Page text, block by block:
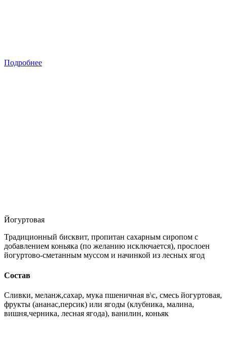
Подробнее
Йогуртовая
Традиционный бисквит, пропитан сахарным сиропом с
добавлением коньяка (по желанию исключается), прослоен
йогуртово-сметанным муссом и начинкой из лесных ягод
Состав
Сливки, меланж,сахар, мука пшеничная в\с, смесь йогуртовая,
фрукты (ананас,персик) или ягоды (клубника, малина,
вишня,черника, лесная ягода), ванилин, коньяк